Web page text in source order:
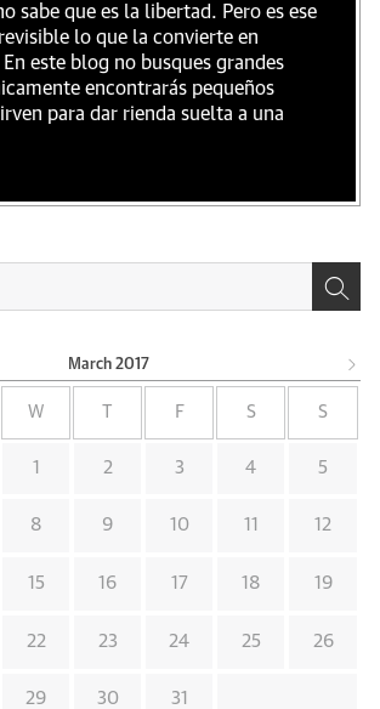
sabe que es la libertad. Pero es ese
lo que la convierte en
este blog no busques grandes
encontrarás pequeños
para dar rienda suelta a una
March 2017
W T F S S
1 2 3 4 5
8 9 10 11 12
15 16 17 18 19
22 23 24 25 26
29 30 31